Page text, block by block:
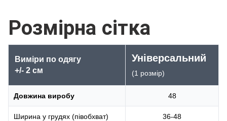
Розмірна сітка
Виміри по одягу
+/- 2 см
Універсальний
(1 розмір)
Довжина виробу 48
Ширина у грудях (півобхват) 36-48